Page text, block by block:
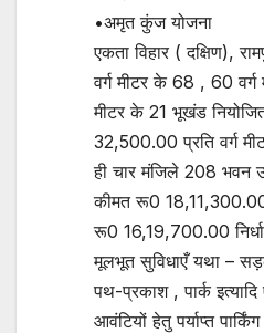
•अमृत कुंज योजना
एकता विहार ( दक्षिण),
वर्ग मीटर के 68 , 60
मीटर के 21 भूखंड
32,500.00 प्रति वर्ग
ही चार मंजिले 208 भवन
कीमत रू0
रू0 16,19,700.00
मूलभूत सुविधाएँ यथा –
पथ-प्रकाश , पार्क
आवंटियों हेतु पर्याप्त